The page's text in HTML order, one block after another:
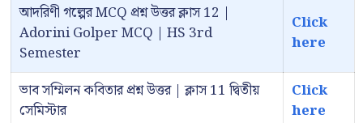
আদরিণী গল্পের MCQ প্রশ্ন উত্তর ক্লাস 12 |
Adorini Golper MCQ | HS 3rd
Semester
Click
here
ভাব সম্মিলন কবিতার প্রশ্ন উত্তর | ক্লাস 11 দ্বিতীয়
সেমিস্টার
Click
here